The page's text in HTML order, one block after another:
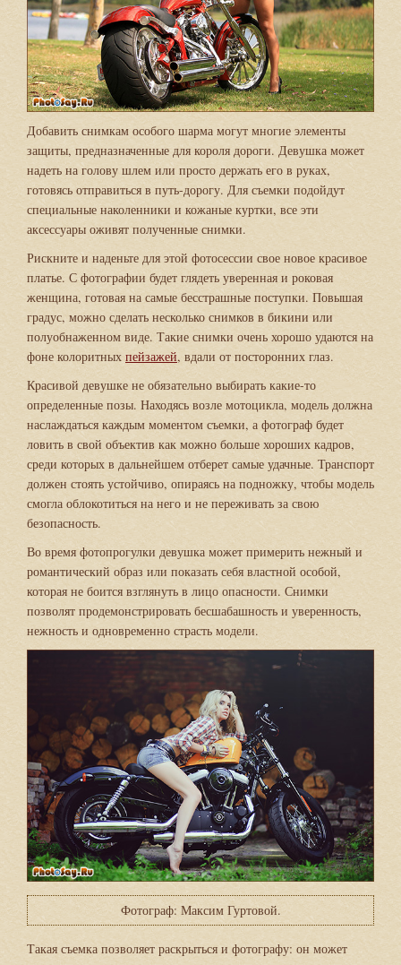
Добавить снимкам особого шарма могут многие элементы
защиты, предназначенные для короля дороги. Девушка может
надеть на голову шлем или просто держать его в руках,
готовясь отправиться в путь-дорогу. Для съемки подойдут
специальные наколенники и кожаные куртки, все эти
аксессуары оживят полученные снимки.
Рискните и наденьте для этой фотосессии свое новое красивое
платье. С фотографии будет глядеть уверенная и роковая
женщина, готовая на самые бесстрашные поступки. Повышая
градус, можно сделать несколько снимков в бикини или
полуобнаженном виде. Такие снимки очень хорошо удаются на
фоне колоритных пейзажей, вдали от посторонних глаз.
Красивой девушке не обязательно выбирать какие-то
определенные позы. Находясь возле мотоцикла, модель должна
наслаждаться каждым моментом съемки, а фотограф будет
ловить в свой объектив как можно больше хороших кадров,
среди которых в дальнейшем отберет самые удачные. Транспорт
должен стоять устойчиво, опираясь на подножку, чтобы модель
смогла облокотиться на него и не переживать за свою
безопасность.
Во время фотопрогулки девушка может примерить нежный и
романтический образ или показать себя властной особой,
которая не боится взглянуть в лицо опасности. Снимки
позволят продемонстрировать бесшабашность и уверенность,
нежность и одновременно страсть модели.
Фотограф: Максим Гуртовой.
Такая съемка позволяет раскрыться и фотографу: он может